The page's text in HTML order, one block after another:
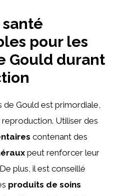
pour les
Gould durant
de Gould est primordiale,
Utiliser des
contenant des
peut renforcer leur
plus, il est conseillé
produits de soins